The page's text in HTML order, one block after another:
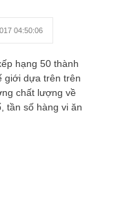
04:50:06
hạng 50 thành
giới dựa trên trên
chất lượng về
tần số hàng vi ăn